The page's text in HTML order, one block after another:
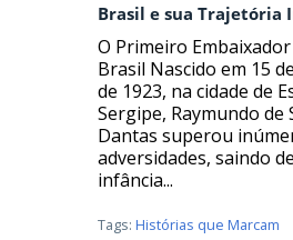
Brasil e sua Trajetória
O Primeiro
Brasil Nascido em 15
de 1923, na cidade de
Sergipe, Raymundo de
Dantas superou
adversidades, saindo
infância...
Tags: Histórias que Marcam